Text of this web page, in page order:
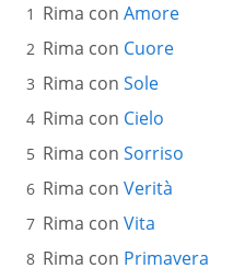
Rima con Amore
Rima con Cuore
Rima con Sole
Rima con Cielo
Rima con Sorriso
Rima con Verità
Rima con Vita
Rima con Primavera